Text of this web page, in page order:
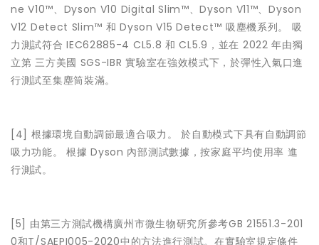
ne V10™、Dyson V10 Digital Slim™、Dyson V11™、Dyson
V12 Detect Slim™ 和 Dyson V15 Detect™ 吸塵機系列。 吸
力測試符合 IEC62885-4 CL5.8 和 CL5.9，並在 2022 年由獨
立第 三方美國 SGS-IBR 實驗室在強效模式下，於彈性入氣口進
行測試至集塵筒裝滿。
[4]
根據環境自動調節最適合吸力。 於自動模式下具有自動調節
吸力功能。 根據 Dyson 內部測試數據，按家庭平均使用率 進
行測試。
[5]
由第三方測試機構廣州市微生物研究所參考GB 21551.3-201
0和T/SAEPI005-2020中的方法進行測試。在實驗室規定條件